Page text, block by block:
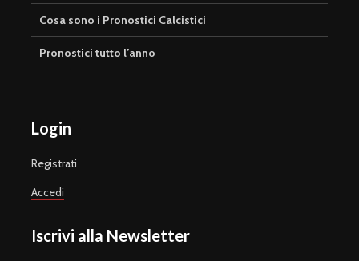
Cosa sono i Pronostici Calcistici
Pronostici tutto l’anno
Login
Registrati
Accedi
Iscrivi alla Newsletter